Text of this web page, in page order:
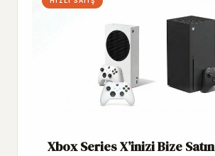
Xbox Series X’inizi Bize Satın